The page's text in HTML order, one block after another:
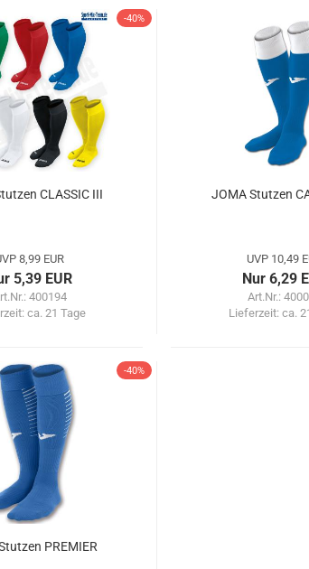
-40%
CLASSIC III
8,99 EUR
5,39 EUR
400194
ca. 21 Tage
JOMA Stutzen
UVP 10,49
Nur 6,29
Art.Nr.:
Lieferzeit:ca.
-40%
PREMIER